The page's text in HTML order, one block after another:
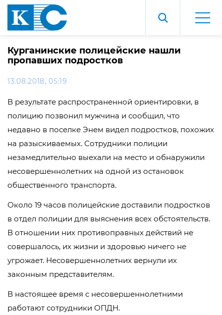
Курганинские полицейские нашли
пропавших подростков
13.08.2018, 05:19
В результате распространенной ориентировки, в
полицию позвонил мужчина и сообщил, что
недавно в поселке Энем видел подростков, похожих
на разыскиваемых. Сотрудники полиции
незамедлительно выехали на место и обнаружили
несовершеннолетних на одной из остановок
общественного транспорта.
Около 19 часов полицейские доставили подростков
в отдел полиции для выяснения всех обстоятельств.
В отношении них противоправных действий не
совершалось, их жизни и здоровью ничего не
угрожает. Несовершеннолетних вернули их
законным представителям.
В настоящее время с несовершеннолетними
работают сотрудники ОПДН.